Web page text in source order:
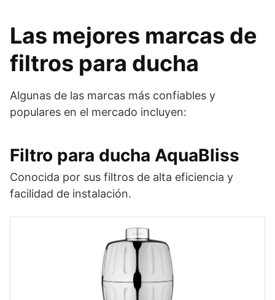
Las mejores marcas de
filtros para ducha
Algunas de las marcas más confiables y
populares en el mercado incluyen:
Filtro para ducha AquaBliss
Conocida por sus filtros de alta eficiencia y
facilidad de instalación.